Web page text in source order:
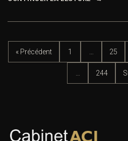
« Précédent 1 25
244